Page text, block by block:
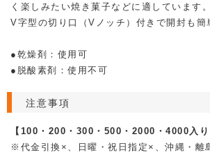
く楽しみたい焼き菓子などに適しています。
V字型の切り口（Vノッチ）付きで開封も簡
●乾燥剤：使用可
●脱酸素剤：使用不可
注意事項
【100・200・300・500・2000・4000入
※代金引換×、日曜・祝日指定×、沖縄・離